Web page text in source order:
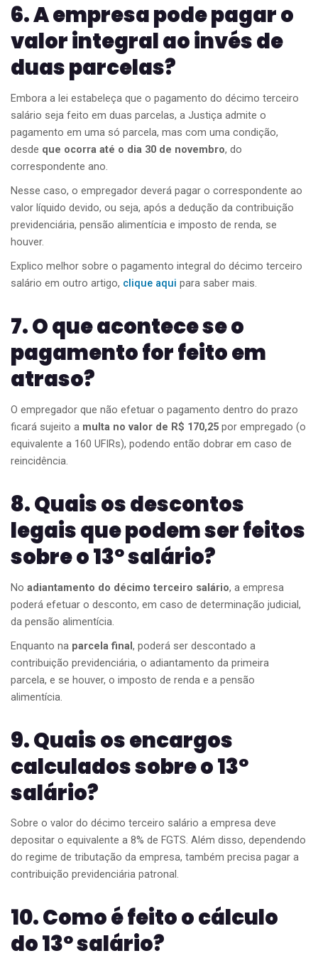
6. A empresa pode pagar o
valor integral ao invés de
duas parcelas?
Embora a lei estabeleça que o pagamento do décimo terceiro
salário seja feito em duas parcelas, a Justiça admite o
pagamento em uma só parcela, mas com uma condição,
desde que ocorra até o dia 30 de novembro, do
correspondente ano.
Nesse caso, o empregador deverá pagar o correspondente ao
valor líquido devido, ou seja, após a dedução da contribuição
previdenciária, pensão alimentícia e imposto de renda, se
houver.
Explico melhor sobre o pagamento integral do décimo terceiro
salário em outro artigo, clique aqui para saber mais.
7. O que acontece se o
pagamento for feito em
atraso?
O empregador que não efetuar o pagamento dentro do prazo
ficará sujeito a multa no valor de R$ 170,25 por empregado (o
equivalente a 160 UFIRs), podendo então dobrar em caso de
reincidência.
8. Quais os descontos
legais que podem ser feitos
sobre o 13º salário?
No adiantamento do décimo terceiro salário, a empresa
poderá efetuar o desconto, em caso de determinação judicial,
da pensão alimentícia.
Enquanto na parcela final , poderá ser descontado a
contribuição previdenciária, o adiantamento da primeira
parcela, e se houver, o imposto de renda e a pensão
alimentícia.
9. Quais os encargos
calculados sobre o 13º
salário?
Sobre o valor do décimo terceiro salário a empresa deve
depositar o equivalente a 8% de FGTS. Além disso, dependendo
do regime de tributação da empresa, também precisa pagar a
contribuição previdenciária patronal.
10. Como é feito o cálculo
do 13º salário?